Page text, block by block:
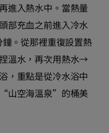
進入熱水中。當熱量
部充血之前進入冷水
。從那裡重復設置熱
溫水，再次用熱水→
，重點是從冷水浴中
山空海溫泉”的桶美